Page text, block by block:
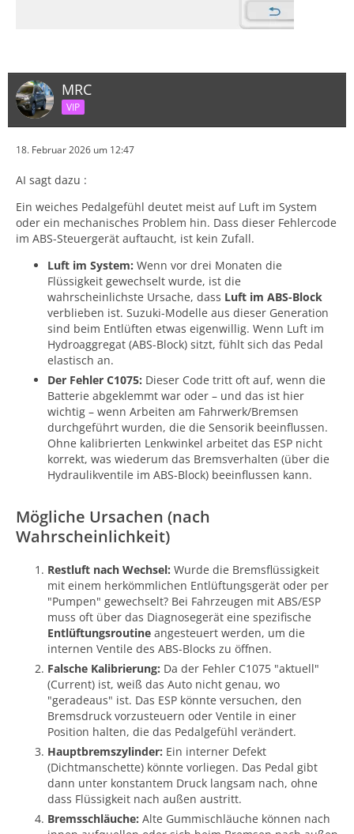
MRC
VIP
18. Februar 2026 um 12:47
AI sagt dazu :
Ein weiches Pedalgefühl deutet meist auf Luft im System
oder ein mechanisches Problem hin. Dass dieser Fehlercode
im ABS-Steuergerät auftaucht, ist kein Zufall.
Luft im System: Wenn vor drei Monaten die
Flüssigkeit gewechselt wurde, ist die
wahrscheinlichste Ursache, dass Luft im ABS-Block
verblieben ist. Suzuki-Modelle aus dieser Generation
sind beim Entlüften etwas eigenwillig. Wenn Luft im
Hydroaggregat (ABS-Block) sitzt, fühlt sich das Pedal
elastisch an.
Der Fehler C1075: Dieser Code tritt oft auf, wenn die
Batterie abgeklemmt war oder – und das ist hier
wichtig – wenn Arbeiten am Fahrwerk/Bremsen
durchgeführt wurden, die die Sensorik beeinflussen.
Ohne kalibrierten Lenkwinkel arbeitet das ESP nicht
korrekt, was wiederum das Bremsverhalten (über die
Hydraulikventile im ABS-Block) beeinflussen kann.
Mögliche Ursachen (nach
Wahrscheinlichkeit)
Restluft nach Wechsel: Wurde die Bremsflüssigkeit
mit einem herkömmlichen Entlüftungsgerät oder per
"Pumpen" gewechselt? Bei Fahrzeugen mit ABS/ESP
muss oft über das Diagnosegerät eine spezifische
Entlüftungsroutine angesteuert werden, um die
internen Ventile des ABS-Blocks zu öffnen.
Falsche Kalibrierung: Da der Fehler C1075 "aktuell"
(Current) ist, weiß das Auto nicht genau, wo
"geradeaus" ist. Das ESP könnte versuchen, den
Bremsdruck vorzusteuern oder Ventile in einer
Position halten, die das Pedalgefühl verändert.
Hauptbremszylinder: Ein interner Defekt
(Dichtmanschette) könnte vorliegen. Das Pedal gibt
dann unter konstantem Druck langsam nach, ohne
dass Flüssigkeit nach außen austritt.
Bremsschläuche: Alte Gummischläuche können nach